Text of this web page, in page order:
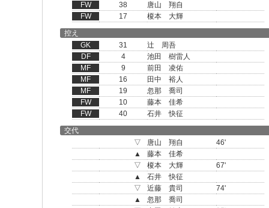
FW
38
唐山 翔自
FW
17
榎本 大輝
控え
GK
31
辻 周吾
DF
4
池田 樹雷人
MF
9
前田 凌佑
MF
16
田中 裕人
MF
19
忽那 喬司
FW
10
藤本 佳希
FW
40
石井 快征
交代
▽
唐山 翔自
46'
▲
藤本 佳希
▽
榎本 大輝
67'
▲
石井 快征
▽
近藤 貴司
74'
▲
忽那 喬司